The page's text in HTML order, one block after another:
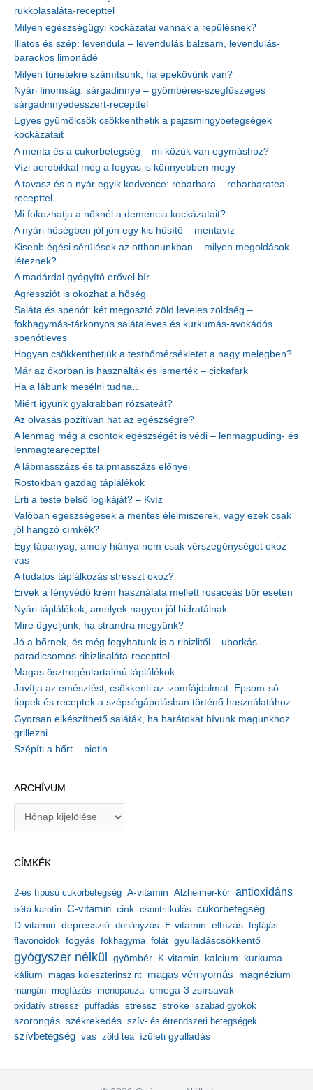
rukkolasaláta-recepttel
Milyen egészségügyi kockázatai vannak a repülésnek?
Illatos és szép: levendula – levendulás balzsam, levendulás-
barackos limonádé
Milyen tünetekre számítsunk, ha epekövünk van?
Nyári finomság: sárgadinnye – gyömbéres-szegfűszeges
sárgadinnyedesszert-recepttel
Egyes gyümölcsök csökkenthetik a pajzsmirigybetegségek
kockázatait
A menta és a cukorbetegség – mi közük van egymáshoz?
Vízi aerobikkal még a fogyás is könnyebben megy
A tavasz és a nyár egyik kedvence: rebarbara – rebarbaratea-
recepttel
Mi fokozhatja a nőknél a demencia kockázatait?
A nyári hőségben jól jön egy kis hűsítő – mentavíz
Kisebb égési sérülések az otthonunkban – milyen megoldások
léteznek?
A madárdal gyógyító erővel bír
Agressziót is okozhat a hőség
Saláta és spenót: két megosztó zöld leveles zöldség –
fokhagymás-tárkonyos salátaleves és kurkumás-avokádós
spenótleves
Hogyan csökkenthetjük a testhőmérsékletet a nagy melegben?
Már az ókorban is használták és ismerték – cickafark
Ha a lábunk mesélni tudna…
Miért igyunk gyakrabban rózsateát?
Az olvasás pozitívan hat az egészségre?
A lenmag még a csontok egészségét is védi – lenmagpuding- és
lenmagtearecepttel
A lábmasszázs és talpmasszázs előnyei
Rostokban gazdag táplálékok
Érti a teste belső logikáját? – Kvíz
Valóban egészségesek a mentes élelmiszerek, vagy ezek csak
jól hangzó címkék?
Egy tápanyag, amely hiánya nem csak vérszegénységet okoz –
vas
A tudatos táplálkozás stresszt okoz?
Érvek a fényvédő krém használata mellett rosaceás bőr esetén
Nyári táplálékok, amelyek nagyon jól hidratálnak
Mire ügyeljünk, ha strandra megyünk?
Jó a bőrnek, és még fogyhatunk is a ribizlitől – uborkás-
paradicsomos ribizlisaláta-recepttel
Magas ösztrogéntartalmú táplálékok
Javítja az emésztést, csökkenti az izomfájdalmat: Epsom-só –
tippek és receptek a szépségápolásban történő használatához
Gyorsan elkészíthető saláták, ha barátokat hívunk magunkhoz
grillezni
Szépíti a bőrt – biotin
ARCHÍVUM
í
u
m
CÍMKÉK
2-es típusú cukorbetegség A-vitamin Alzheimer-kór antioxidáns
béta-karotin C-vitamin cink csontritkulás cukorbetegség
D-vitamin depresszió dohányzás E-vitamin elhízás fejfájás
flavonoidok fogyás fokhagyma folát gyulladáscsökkentő
gyógyszer nélkül gyömbér K-vitamin kalcium kurkuma
kálium magas koleszterinszint magas vérnyomás magnézium
mangán megfázás menopauza omega-3 zsírsavak
oxidatív stressz puffadás stressz stroke szabad gyökök
szorongás székrekedés szív- és érrendszeri betegségek
szívbetegség vas zöld tea ízületi gyulladás